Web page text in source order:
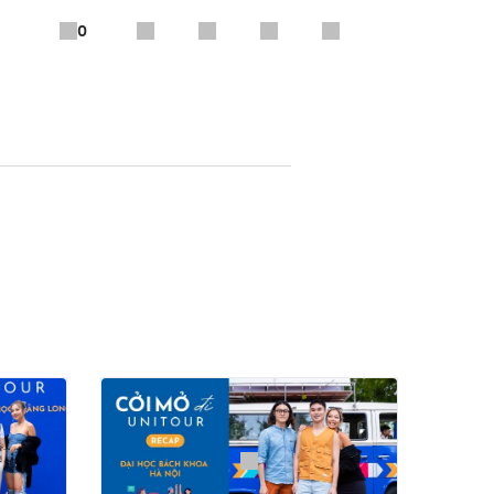
0
những khoảnh khắc đáng